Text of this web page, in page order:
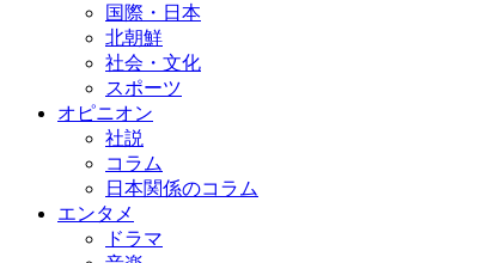
国際・日本
北朝鮮
社会・文化
スポーツ
オピニオン
社説
コラム
日本関係のコラム
エンタメ
ドラマ